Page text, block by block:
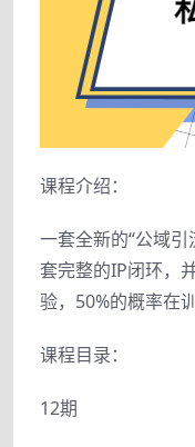
课程介绍：
一套全新的“公域
套完整的IP闭环，
验，50%的概率在
课程目录：
12期